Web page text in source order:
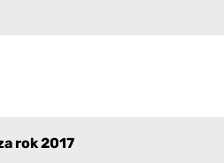
rok 2017